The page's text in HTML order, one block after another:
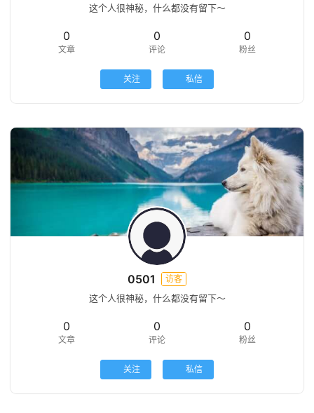
这个人很神秘，什么都没有留下～
0
文章
0
评论
0
粉丝
关注 私信
0501 访客
这个人很神秘，什么都没有留下～
0
文章
0
评论
0
粉丝
关注 私信